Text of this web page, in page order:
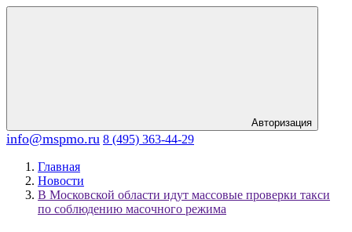
Авторизация
info@mspmo.ru 8 (495) 363-44-29
Главная
Новости
В Московской области идут массовые проверки такси
по соблюдению масочного режима